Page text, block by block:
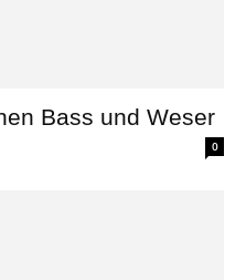
Bass und Weser
0